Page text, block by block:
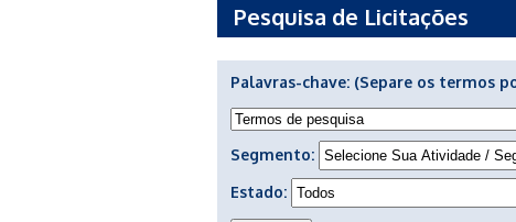
Pesquisa de Licitações
Palavras-chave: (Separe os termos
Segmento:
Estado: